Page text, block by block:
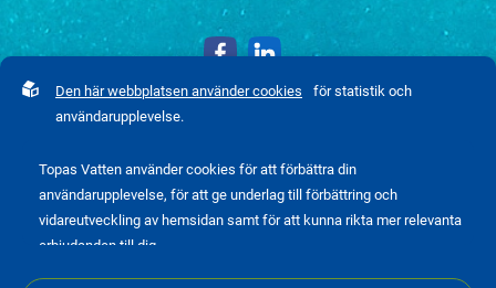
Den här webbplatsen använder cookies
för statistik och
användarupplevelse.
Topas Vatten använder cookies för att förbättra din
användarupplevelse, för att ge underlag till förbättring och
vidareutveckling av hemsidan samt för att kunna rikta mer relevanta
erbjudanden till dig.